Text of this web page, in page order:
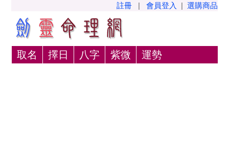
註冊 | 會員登入 | 選購商品
取名 擇日 八字 紫微 運勢